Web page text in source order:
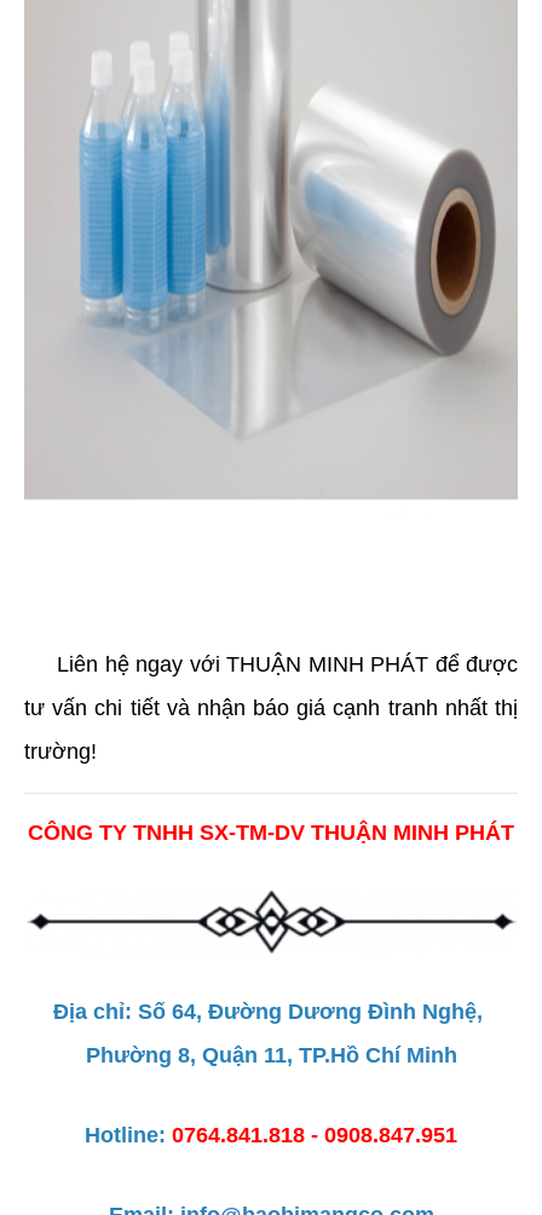
Liên hệ ngay với THUẬN MINH PHÁT để được
tư vấn chi tiết và nhận báo giá cạnh tranh nhất thị
trường!
CÔNG TY TNHH SX-TM-DV THUẬN MINH PHÁT
Địa chỉ: Số 64, Đường Dương Đình Nghệ,
Phường 8, Quận 11, TP.Hồ Chí Minh
Hotline: 0764.841.818 - 0908.847.951